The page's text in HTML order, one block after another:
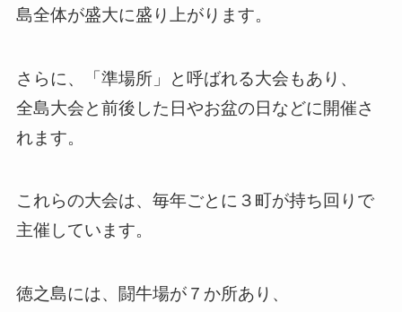
島全体が盛大に盛り上がります。
さらに、「準場所」と呼ばれる大会もあり、
全島大会と前後した日やお盆の日などに開催さ
れます。
これらの大会は、毎年ごとに３町が持ち回りで
主催しています。
徳之島には、闘牛場が７か所あり、